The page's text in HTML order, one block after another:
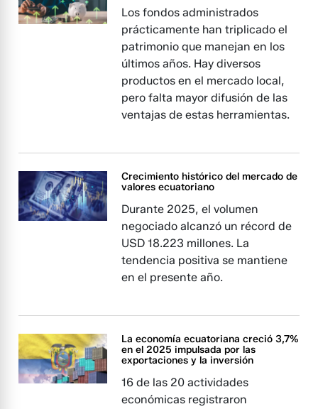
Los fondos administrados
prácticamente han triplicado el
patrimonio que manejan en los
últimos años. Hay diversos
productos en el mercado local,
pero falta mayor difusión de las
ventajas de estas herramientas.
Crecimiento histórico del mercado de
valores ecuatoriano
Durante 2025, el volumen
negociado alcanzó un récord de
USD 18.223 millones. La
tendencia positiva se mantiene
en el presente año.
La economía ecuatoriana creció 3,7%
en el 2025 impulsada por las
exportaciones y la inversión
16 de las 20 actividades
económicas registraron